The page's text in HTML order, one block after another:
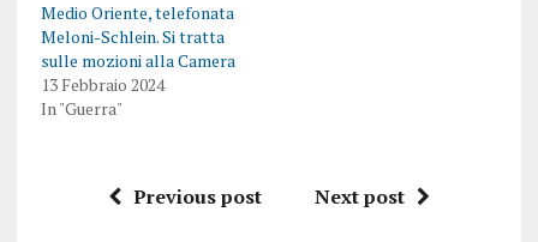
Medio Oriente, telefonata
Meloni-Schlein. Si tratta
sulle mozioni alla Camera
13 Febbraio 2024
In "Guerra"
Previous post Next post